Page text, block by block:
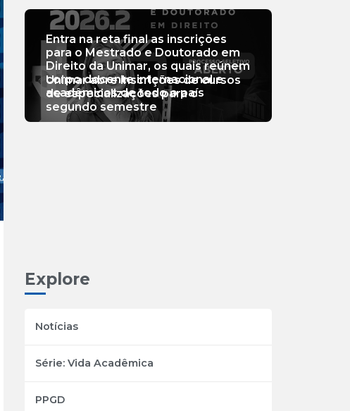
Entra na reta final as inscrições
para o Mestrado e Doutorado em
Direito da Unimar, os quais reúnem
corpo docente internacional e
acadêmicos de todo o país
Unimar abre inscrições de cursos
de especializações para o
segundo semestre
Explore
Notícias
Série: Vida Acadêmica
PPGD